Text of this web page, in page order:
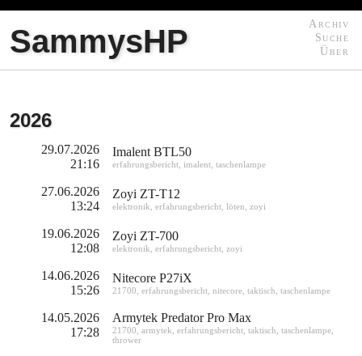
Archiv
Suche
Über
SammysHP
2026
29.07.2026
21:16
Imalent BTL50
erfahrungsbericht, imalent, taschenlampe
27.06.2026
13:24
Zoyi ZT-T12
elektronik erfahrungsbericht, löten zoyi
19.06.2026
12:08
Zoyi ZT-700
elektronik erfahrungsbericht, zoyi
14.06.2026
15:26
Nitecore P27iX
21700 erfahrungsbericht, nitecore, taktisch taschenlampe
14.05.2026
17:28
Armytek Predator Pro Max
21700 armytek erfahrungsbericht, taktisch taschenlampe,
thrower